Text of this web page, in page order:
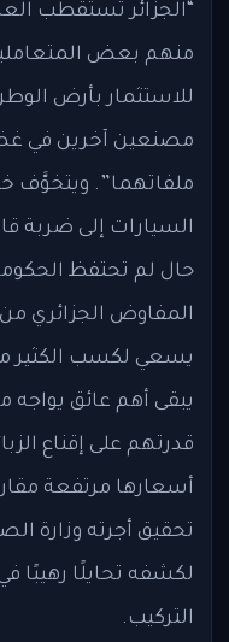
“الجزائر تستقطب
منهم بعض
للاستثمار بأرض
ملفاتهما”. ويتخوَّف
السيارات إلى ضربة
حال لم تحتفظ
المفاوض الجزائري
يسعي لكسب الكثير
يبقى أهم عائق يواجه
قدرتهم على إقناع
أسعارها مرتفعة
تحقيق أجرته وزارة
لكشفه تحايلًا رهيبًا
التركيب.